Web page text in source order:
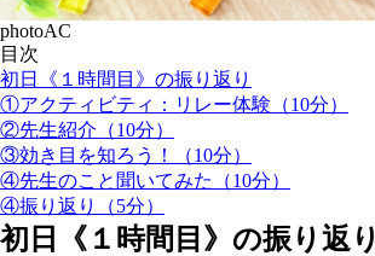
photoAC
目次
初日《１時間目》の振り返り
①アクティビティ：リレー体験（10分）
②先生紹介（10分）
③効き目を知ろう！（10分）
④先生のこと聞いてみた（10分）
④振り返り（5分）
初日《１時間目》の振り返り